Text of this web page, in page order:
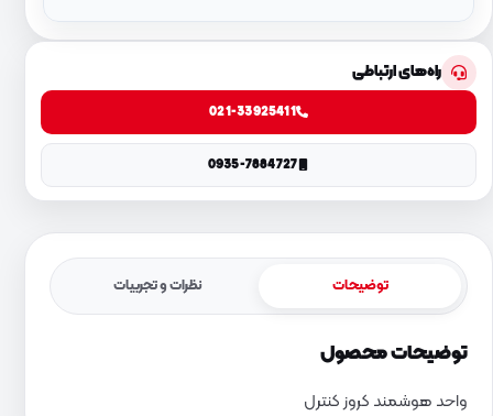
راه‌های ارتباطی
021-33925411
0935-7884727
توضیحات نظرات و تجربیات
توضیحات محصول
واحد هوشمند کروز کنترل